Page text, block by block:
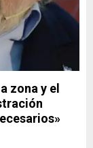
zona y el